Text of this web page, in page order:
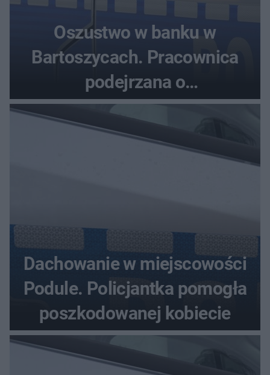
Oszustwo w banku w
Bartoszycach. Pracownica
podejrzana o
przywłaszczenie 470 000 zł
Dachowanie w miejscowości
Podule. Policjantka pomogła
poszkodowanej kobiecie